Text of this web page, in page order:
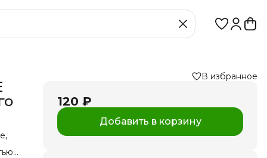
В избранное
120 ₽
Добавить в корзину